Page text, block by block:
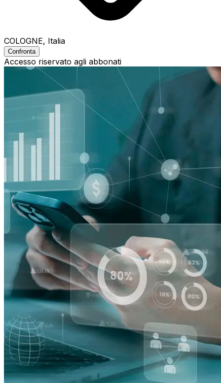
COLOGNE, Italia
Confronta
Accesso riservato agli abbonati